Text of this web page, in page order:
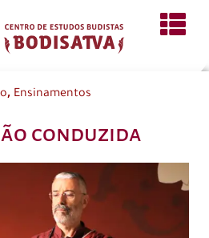
, Ensinamentos
conduzida